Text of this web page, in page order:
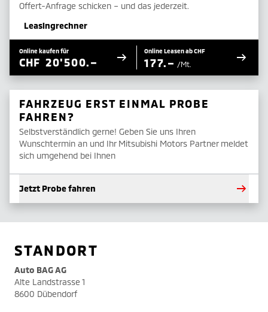
Offert-Anfrage schicken – und das jederzeit.
Leasingrechner
Online kaufen für
CHF 20'500.–
Online Leasen ab CHF
177.– /Mt.
FAHRZEUG ERST EINMAL PROBE
FAHREN?
Selbstverständlich gerne! Geben Sie uns Ihren
Wunschtermin an und Ihr Mitsubishi Motors Partner meldet
sich umgehend bei Ihnen
Jetzt Probe fahren
STANDORT
Auto BAG AG
Alte Landstrasse 1
8600 Dübendorf